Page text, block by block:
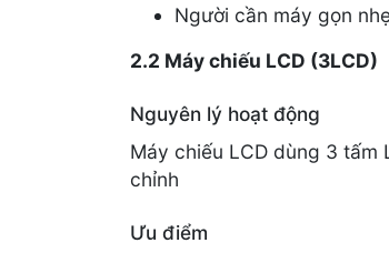
Người cần máy gọn
2.2 Máy chiếu LCD (3LCD)
Nguyên lý hoạt động
Máy chiếu LCD dùng 3 tấm
chỉnh
Ưu điểm